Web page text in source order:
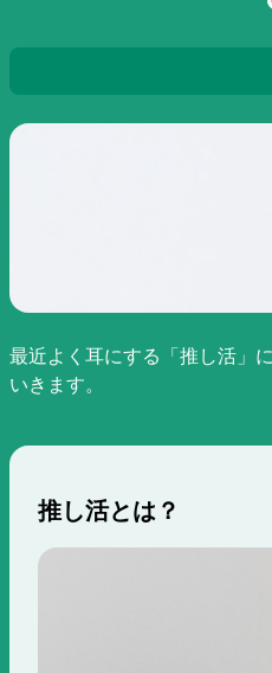
最近よく耳にする「推し活」
いきます。
推し活とは？